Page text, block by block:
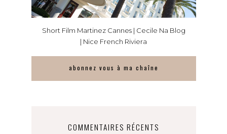
Short Film Martinez Cannes | Cecile Na Blog
| Nice French Riviera
abonnez vous à ma chaîne
COMMENTAIRES RÉCENTS